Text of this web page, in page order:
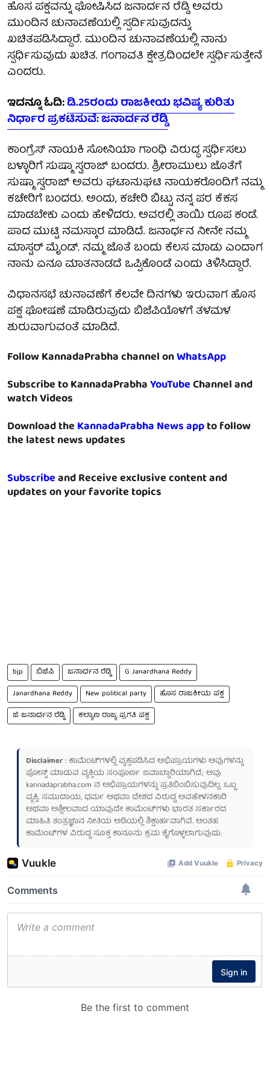
ಹೊಸ ಪಕ್ಷವನ್ನು ಘೋಷಿಸಿದ ಜನಾರ್ದನ ರೆಡ್ಡಿ ಅವರು
ಮುಂದಿನ ಚುನಾವಣೆಯಲ್ಲಿ ಸ್ಪರ್ದಿಸುವುದನ್ನು
ಖಚಿತಪಡಿಸಿದ್ದಾರೆ. ಮುಂದಿನ ಚುನಾವಣೆಯಲ್ಲಿ ನಾನು
ಸ್ಪರ್ಧಿಸುವುದು ಖಚಿತ. ಗಂಗಾವತಿ ಕ್ಷೇತ್ರದಿಂದಲೇ ಸ್ಪರ್ಧಿಸುತ್ತೇನೆ
ಎಂದರು.
ಇದನ್ನೂ ಓದಿ:ಡಿ.25ರಂದು ರಾಜಕೀಯ ಭವಿಷ್ಯ ಕುರಿತು
ನಿರ್ಧಾರ ಪ್ರಕಟಿಸುವೆ: ಜನಾರ್ದನ ರೆಡ್ಡಿ
ಕಾಂಗ್ರೆಸ್ ನಾಯಕಿ ಸೋನಿಯಾ ಗಾಂಧಿ ವಿರುದ್ಧ ಸ್ಪರ್ಧಿಸಲು
ಬಳ್ಳಾರಿಗೆ ಸುಷ್ಮಾ ಸ್ವರಾಜ್ ಬಂದರು. ಶ್ರೀರಾಮುಲು ಜೊತೆಗೆ
ಸುಷ್ಮಾ ಸ್ವರಾಜ್ ಅವರು ಘಟಾನುಘಟಿ ನಾಯಕರೊಂದಿಗೆ ನಮ್ಮ
ಕಚೇರಿಗೆ ಬಂದರು. ಅಂದು, ಕಚೇರಿ ಬಿಟ್ಟು ನನ್ನ ಪರ ಕೆಕಸ
ಮಾಡಬೇಕು ಎಂದು ಹೇಳಿದರು. ಅವರಲ್ಲಿ ತಾಯಿ ರೂಪ ಕಂಡೆ.
ಪಾದ ಮುಟ್ಟಿ ನಮಸ್ಕಾರ ಮಾಡಿದೆ. ಜನಾರ್ಧನ ನೀನೇ ನಮ್ಮ
ಮಾಸ್ಟರ್ ಮೈಂಡ್. ನಮ್ಮ ಜೊತೆ ಬಂದು ಕೆಲಸ ಮಾಡು ಎಂದಾಗ
ನಾನು ಏನೂ ಮಾತನಾಡದೆ ಒಪ್ಪಿಕೊಂಡೆ ಎಂದು ತಿಳಿಸಿದ್ದಾರೆ.
ವಿಧಾನಸಭೆ ಚುನಾವಣೆಗೆ ಕೆಲವೇ ದಿನಗಳು ಇರುವಾಗ ಹೊಸ
ಪಕ್ಷ ಘೋಷಣೆ ಮಾಡಿರುವುದು ಬಿಜೆಪಿಯೊಳಗೆ ತಳಮಳ
ಶುರುವಾಗುವಂತೆ ಮಾಡಿದೆ.
Follow KannadaPrabha channel onWhatsApp
Subscribe to KannadaPrabhaYouTubeChannel and
watch Videos
Download theKannadaPrabha News appto follow
the latest news updates
Subscribeand Receive exclusive content and
updates on your favorite topics
bjp ಬಿಜೆಪಿ ಜನಾರ್ದನ ರೆಡ್ಡಿ
G Janardhana Reddy
Janardhana Reddy
New political party
ಹೊಸ ರಾಜಕೀಯ ಪಕ್ಷ
ಜಿ ಜನಾರ್ದನ ರೆಡ್ಡಿ
ಕಲ್ಯಾಣ ರಾಜ್ಯ ಪ್ರಗತಿ ಪಕ್ಷ
Disclaimer: ಕಾಮೆಂಟ್‌ಗಳಲ್ಲಿ ವ್ಯಕ್ತಪಡಿಸಿದ ಅಭಿಪ್ರಾಯಗಳು ಅವುಗಳನ್ನು
ಪೋಸ್ಟ್ ಮಾಡುವ ವ್ಯಕ್ತಿಯ ಸಂಪೂರ್ಣ ಜವಾಬ್ದಾರಿಯಾಗಿದೆ; ಅವು
kannadaprabha.com ನ ಅಭಿಪ್ರಾಯಗಳನ್ನು ಪ್ರತಿಬಿಂಬಿಸುವುದಿಲ್ಲ. ಒಬ್ಬ
ವ್ಯಕ್ತಿ, ಸಮುದಾಯ, ಧರ್ಮ ಅಥವಾ ದೇಶದ ವಿರುದ್ಧ ಅವಹೇಳನಕಾರಿ
ಅಥವಾ ಅಶ್ಲೀಲವಾದ ಯಾವುದೇ ಕಾಮೆಂಟ್‌ಗಳು ಭಾರತ ಸರ್ಕಾರದ
ಮಾಹಿತಿ ತಂತ್ರಜ್ಞಾನ ನೀತಿಯ ಅಡಿಯಲ್ಲಿ ಶಿಕ್ಷಾರ್ಹವಾಗಿವೆ. ಅಂತಹ
ಕಾಮೆಂಟ್‌ಗಳ ವಿರುದ್ಧ ಸೂಕ್ತ ಕಾನೂನು ಕ್ರಮ ಕೈಗೊಳ್ಳಲಾಗುವುದು.